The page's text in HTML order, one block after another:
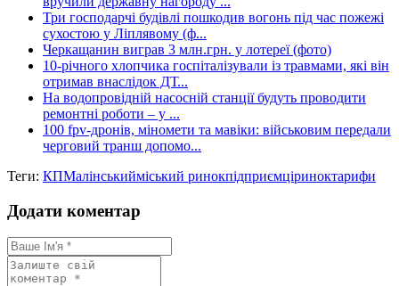
Три господарчі будівлі пошкодив вогонь під час пожежі
сухостою у Ліплявому (ф...
Черкащанин виграв 3 млн.грн. у лотереї (фото)
10-річного хлопчика госпіталізували із травмами, які він
отримав внаслідок ДТ...
На водопровідній насосній станції будуть проводити
ремонтні роботи – у ...
100 fpv-дронів, міномети та мавіки: військовим передали
черговий транш допомо...
Теги: КПМалінськийміський ринокпідприємціриноктарифи
Додати коментар